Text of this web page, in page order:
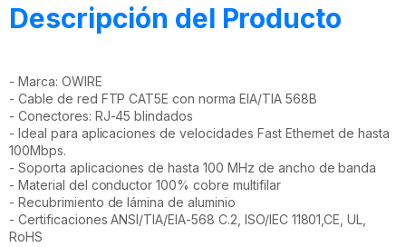
Descripción del Producto
- Marca: OWIRE
- Cable de red FTP CAT5E con norma EIA/TIA 568B
- Conectores: RJ-45 blindados
- Ideal para aplicaciones de velocidades Fast Ethernet de hasta
100Mbps.
- Soporta aplicaciones de hasta 100 MHz de ancho de banda
- Material del conductor 100% cobre multifilar
- Recubrimiento de lámina de aluminio
- Certificaciones ANSI/TIA/EIA-568 C.2, ISO/IEC 11801,CE, UL,
RoHS